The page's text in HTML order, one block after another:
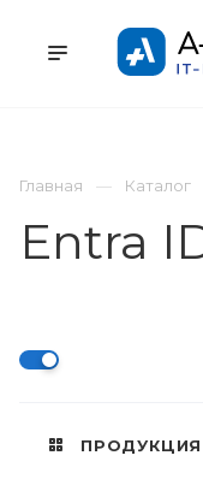
Главная
Каталог
Entra
ПРОДУКЦИЯ